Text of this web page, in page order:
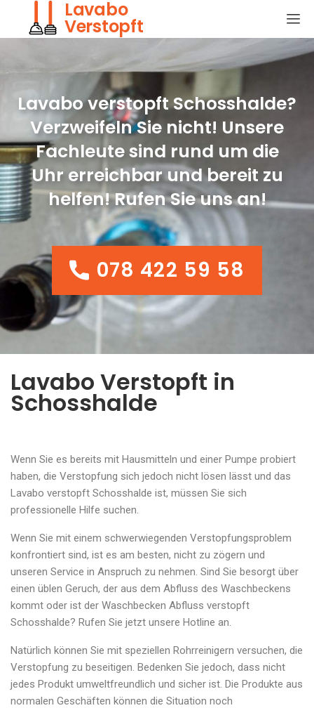
Lavabo
Verstopft
Lavabo verstopft Schosshalde?
Verzweifeln Sie nicht! Unsere
Fachleute sind rund um die
Uhr erreichbar und bereit zu
helfen! Rufen Sie uns an!
078 422 59 58
078 422 59 58
Lavabo Verstopft in
Schosshalde
Wenn Sie es bereits mit Hausmitteln und einer Pumpe probiert
haben, die Verstopfung sich jedoch nicht lösen lässt und das
Lavabo verstopft Schosshalde ist, müssen Sie sich
professionelle Hilfe suchen.
Wenn Sie mit einem schwerwiegenden Verstopfungsproblem
konfrontiert sind, ist es am besten, nicht zu zögern und
unseren Service in Anspruch zu nehmen. Sind Sie besorgt über
einen üblen Geruch, der aus dem Abfluss des Waschbeckens
kommt oder ist der Waschbecken Abfluss verstopft
Schosshalde? Rufen Sie jetzt unsere Hotline an.
Natürlich können Sie mit speziellen Rohrreinigern versuchen, die
Verstopfung zu beseitigen. Bedenken Sie jedoch, dass nicht
jedes Produkt umweltfreundlich und sicher ist. Die Produkte aus
normalen Geschäften können die Situation noch